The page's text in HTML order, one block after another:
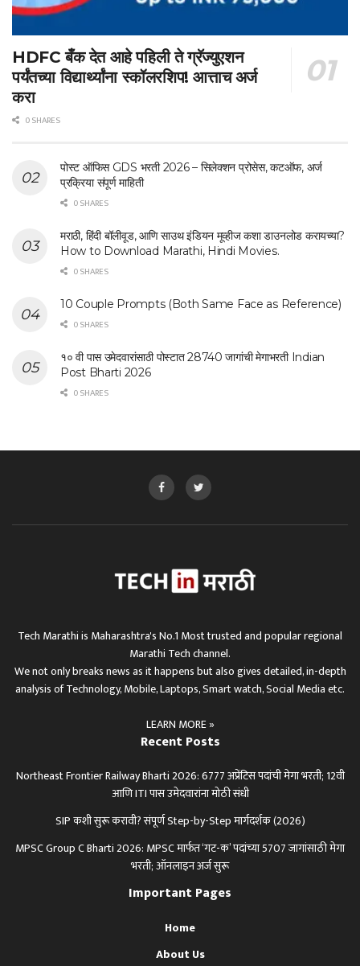
HDFC बँक देत आहे पहिली ते ग्रॅज्युएशन
पर्यंतच्या विद्यार्थ्यांना स्कॉलरशिप! आत्ताच अर्ज
करा
0 SHARES
पोस्ट ऑफिस GDS भरती 2026 – सिलेक्शन प्रोसेस, कटऑफ, अर्ज
प्रक्रिया संपूर्ण माहिती
0 SHARES
मराठी, हिंदी बॉलीवूड, आणि साउथ इंडियन मूव्हीज कशा डाउनलोड करायच्या?
How to Download Marathi, Hindi Movies.
0 SHARES
10 Couple Prompts (Both Same Face as Reference)
0 SHARES
१० वी पास उमेदवारांसाठी पोस्टात 28740 जागांची मेगाभरती Indian
Post Bharti 2026
0 SHARES
Tech Marathi is Maharashtra's No.1 Most trusted and popular regional
Marathi Tech channel.
We not only breaks news as it happens but also gives detailed, in-depth
analysis of Technology, Mobile, Laptops, Smart watch, Social Media etc.
LEARN MORE »
Recent Posts
Northeast Frontier Railway Bharti 2026: 6777 अप्रेंटिस पदांची मेगा भरती; 12वी
आणि ITI पास उमेदवारांना मोठी संधी
SIP कशी सुरू करावी? संपूर्ण Step-by-Step मार्गदर्शक (2026)
MPSC Group C Bharti 2026: MPSC मार्फत ‘गट-क’ पदांच्या 5707 जागांसाठी मेगा
भरती; ऑनलाइन अर्ज सुरू
Important Pages
Home
About Us